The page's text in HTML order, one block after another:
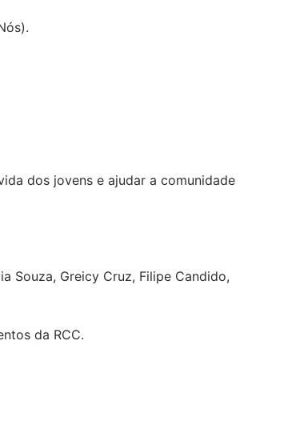
dos jovens e ajudar a comunidade
Souza, Greicy Cruz, Filipe Candido,
da RCC.